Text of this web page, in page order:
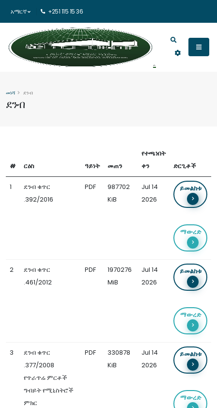
አማርኛ +251 115 15 36
ደንብ
መነሻ ደንብ
# ርዕስ ዓይነት መጠን
የተጫነበት
ቀን
ድርጊቶች
1
ደንብ ቁጥር
.392/2016
PDF
987702
KiB
Jul 14
2026
ይመልከቱ
ማውረድ
2
ደንብ ቁጥር
.461/2012
PDF
1970276
MiB
Jul 14
2026
ይመልከቱ
ማውረድ
3
ደንብ ቁጥር
.377/2008
የጥራጥሬ ምርቶች
ግብይት የሚኒስትሮች
ምክር
PDF
330878
KiB
Jul 14
2026
ይመልከቱ
ማውረድ